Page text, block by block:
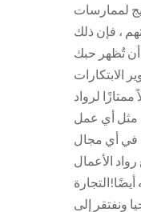
لممارسات
، فإن ذلك
أن تُظهر حبك
الابتكارات
لرواد
مثل أي عمل
في أي مجال
الأعمال
ونفتقر إلى